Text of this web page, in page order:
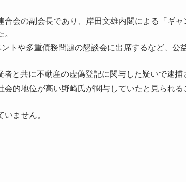
合会の副会長であり、岸田文雄内閣による「ギ
トや多重債務問題の懇談会に出席するなど、公
と共に不動産の虚偽登記に関与した疑いで逮捕
会的地位が高い野崎氏が関与していたと見られる
ません。